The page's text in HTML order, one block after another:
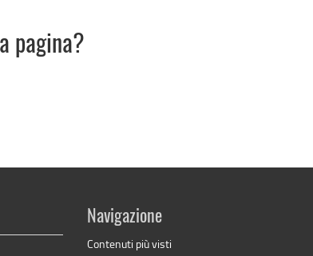
pagina?
Navigazione
Contenuti più visti